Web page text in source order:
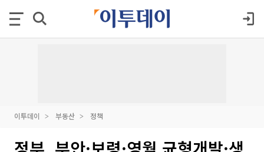
이투데이 부동산 정책